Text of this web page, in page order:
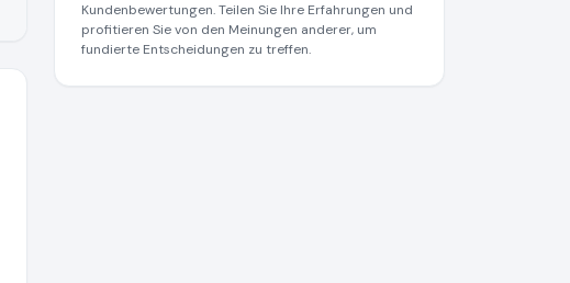
Kundenbewertungen. Teilen Sie Ihre Erfahrungen und
profitieren Sie von den Meinungen anderer, um
fundierte Entscheidungen zu treffen.